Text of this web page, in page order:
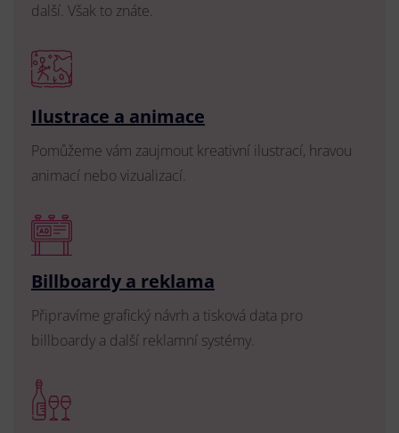
další. Však to znáte.
Ilustrace a animace
Pomůžeme vám zaujmout kreativní ilustrací, hravou
animací nebo vizualizací.
Billboardy a reklama
Připravíme grafický návrh a tisková data pro
billboardy a další reklamní systémy.